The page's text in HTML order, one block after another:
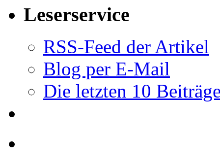
Leserservice
RSS-Feed der Artikel
Blog per E-Mail
Die letzten 10